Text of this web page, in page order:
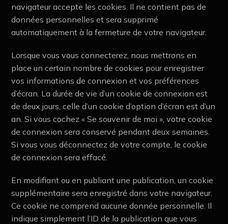
navigateur accepte les cookies. Il ne contient pas de
données personnelles et sera supprimé
automatiquement à la fermeture de votre navigateur.
Lorsque vous vous connecterez, nous mettrons en
place un certain nombre de cookies pour enregistrer
vos informations de connexion et vos préférences
d’écran. La durée de vie d’un cookie de connexion est
de deux jours, celle d’un cookie d’option d’écran est d’un
an. Si vous cochez « Se souvenir de moi », votre cookie
de connexion sera conservé pendant deux semaines.
Si vous vous déconnectez de votre compte, le cookie
de connexion sera effacé.
En modifiant ou en publiant une publication, un cookie
supplémentaire sera enregistré dans votre navigateur.
Ce cookie ne comprend aucune donnée personnelle. Il
indique simplement l’ID de la publication que vous